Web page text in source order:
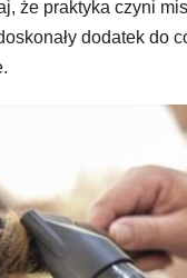
że praktyka czyni
dodatek do